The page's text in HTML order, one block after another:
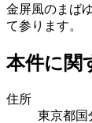
金屏風のまば
て参ります。
本件に関
住所
東京都国